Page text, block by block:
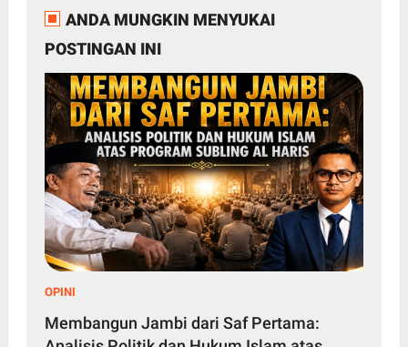
ANDA MUNGKIN MENYUKAI
POSTINGAN INI
OPINI
Membangun Jambi dari Saf Pertama: